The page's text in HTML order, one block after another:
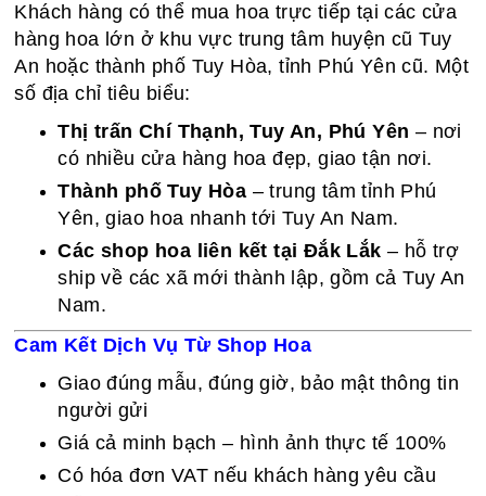
Khách hàng có thể mua hoa trực tiếp tại các cửa
hàng hoa lớn ở khu vực trung tâm huyện cũ Tuy
An hoặc thành phố Tuy Hòa, tỉnh Phú Yên cũ. Một
số địa chỉ tiêu biểu:
Thị trấn Chí Thạnh, Tuy An, Phú Yên – nơi
có nhiều cửa hàng hoa đẹp, giao tận nơi.
Thành phố Tuy Hòa – trung tâm tỉnh Phú
Yên, giao hoa nhanh tới Tuy An Nam.
Các shop hoa liên kết tại Đắk Lắk – hỗ trợ
ship về các xã mới thành lập, gồm cả Tuy An
Nam.
Cam Kết Dịch Vụ Từ Shop Hoa
Giao đúng mẫu, đúng giờ, bảo mật thông tin
người gửi
Giá cả minh bạch – hình ảnh thực tế 100%
Có hóa đơn VAT nếu khách hàng yêu cầu